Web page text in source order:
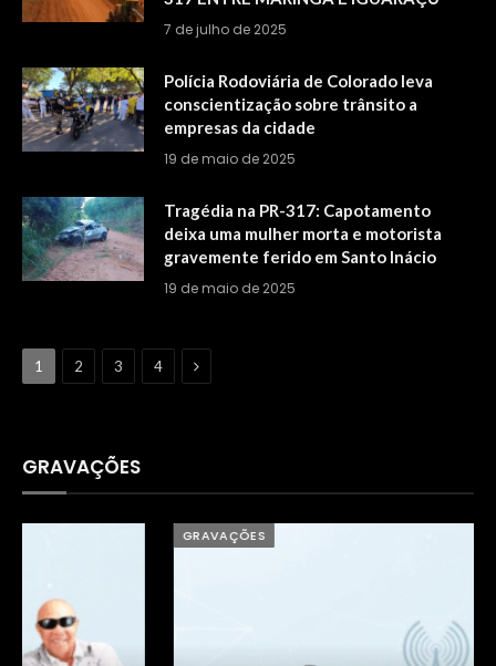
7 de julho de 2025
Polícia Rodoviária de Colorado leva
conscientização sobre trânsito a
empresas da cidade
19 de maio de 2025
Tragédia na PR-317: Capotamento
deixa uma mulher morta e motorista
gravemente ferido em Santo Inácio
19 de maio de 2025
1 2 3 4 Next
GRAVAÇÕES